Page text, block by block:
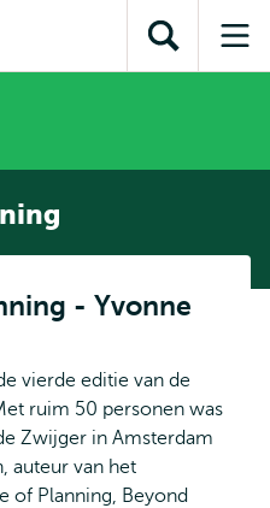
inhoud
Direct naar
subnavigatieToon
zoekveld
- Yvonne
vierde editie van de
ruim 50 personen was
Zwijger in Amsterdam
auteur van het
of Planning, Beyond